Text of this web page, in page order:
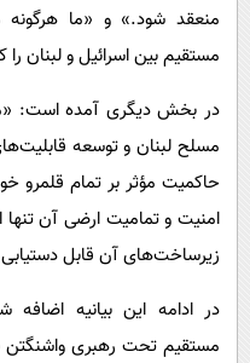
منعقد شود.» و «ما هرگونه
مستقیم بین اسرائیل و لبنان را
در بخش دیگری آمده است:
مسلح لبنان و توسعه
حاکمیت مؤثر بر تمام قلمرو
امنیت و تمامیت ارضی آن
زیرساخت‌های آن قابل
در ادامه این بیانیه
مستقیم تحت رهبری واشنگتن